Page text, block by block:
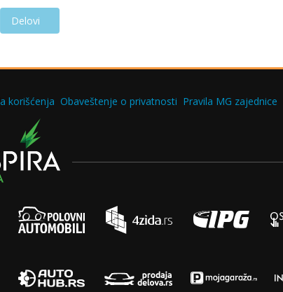
Delovi
korišćenja Obaveštenje o privatnosti Pravila MG zajednice